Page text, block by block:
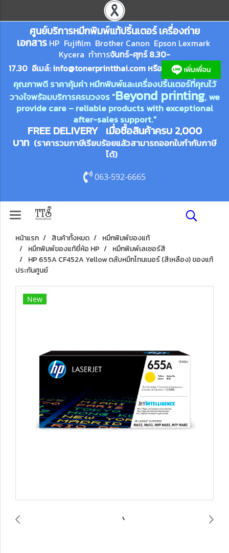
ศูนย์บริการหมึกพิมพ์แท้ปริ้นเตอร์ เครื่องถ่าย
เอกสาร HP Fujifilm Brother Canon Epson Lexmark
Kycera ทำการจันทร์-ศุกร์ 8.30-
17.30 อีเมล์:info@tonerprintthai.com หรือ
คุณภาพดี ราคาคุ้มค่า หมึกพิมพ์และเครื่องปริ้นเตอร์ที่คุณไว้
วางใจพร้อมบริการครบวงจร "Beyond printing, we
provide care – reliable products with exceptional
after-sales support."
FREE DELIVERY เมื่อซื้อสินค้าครบ 2,000
บาท (ราคารวมภาษีเรียบร้อยแล้วสามารถออกใบกำกับภาษี
ได้)
063-592-6665
หน้าแรก สินค้าทั้งหมด
หมึกพิมพ์ของแท้
หมึกพิมพ์ของแท้ยี่ห้อ HP
หมึกพิมพ์เลเซอร์สี
HP 655A CF452A Yellow ตลับหมึกโทนเนอร์ (สีเหลือง) ของแท้
ประกันศูนย์
New